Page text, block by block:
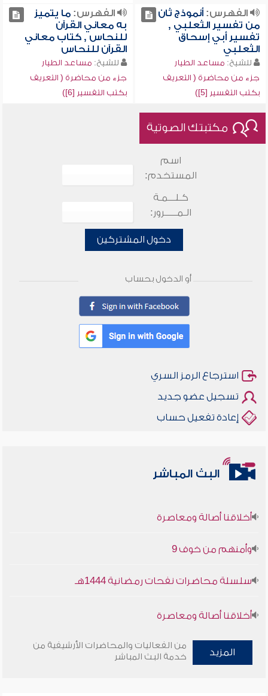
الفهرس:أنموذج ثان
من تفسير الثعلبي ,
تفسير أبي إسحاق
الثعلبي
للشيخ: مساعد الطيار
جزء من محاضرة ( التعريف
بكتب التفسير [5])
الفهرس:ما يتميز
به معاني القرآن
للنحاس , كتاب معاني
القرآن للنحاس
للشيخ: مساعد الطيار
جزء من محاضرة ( التعريف
بكتب التفسير [6])
مكتبتك الصوتية
اسم
المستخدم:
كـلـــمـة
الـمـــــرور:
دخول المشتركين
أو الدخول بحساب
استرجاع الرمز السري
تسجيل عضو جديد
إعادة تفعيل حساب
البث المباشر
أخلاقنا أصالة ومعاصرة
وأمنهم من خوف 9
أخلاقنا أصالة ومعاصرة
وأمنهم من خوف 9
المزيد
من الفعاليات والمحاضرات الأرشيفية من
خدمة البث المباشر